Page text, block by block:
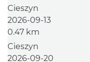
Cieszyn
2026-09-13
0.47 km
Cieszyn
2026-09-20